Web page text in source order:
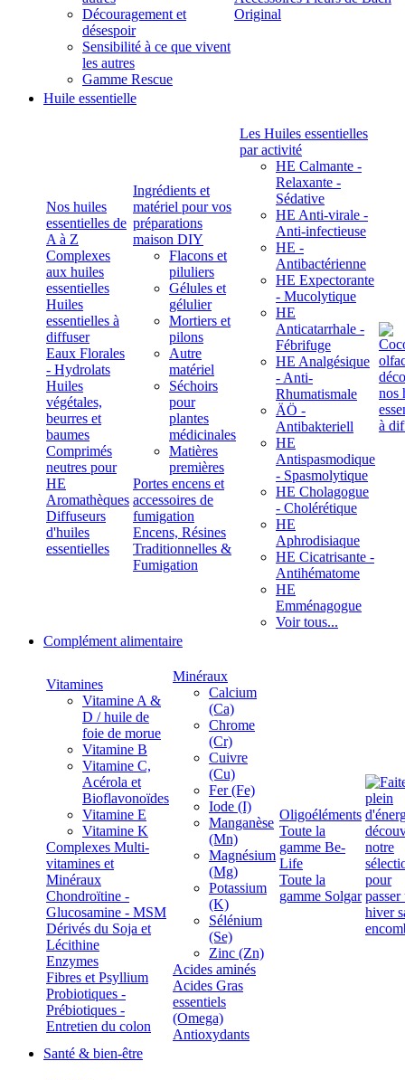
Découragement et
désespoir
Sensibilité à ce que vivent
les autres
Gamme Rescue
Original
Huile essentielle
Nos huiles
essentielles de
A à Z
Complexes
aux huiles
essentielles
Huiles
essentielles à
diffuser
Eaux Florales
- Hydrolats
Huiles
végétales,
beurres et
baumes
Comprimés
neutres pour
HE
Aromathèques
Diffuseurs
d'huiles
essentielles
Ingrédients et
matériel pour vos
préparations
maison DIY
Flacons et
piluliers
Gélules et
gélulier
Mortiers et
pilons
Autre
matériel
Séchoirs
pour
plantes
médicinales
Matières
premières
Portes encens et
accessoires de
fumigation
Encens, Résines
Traditionnelles &
Fumigation
Les Huiles essentielles
par activité
HE Calmante -
Relaxante -
Sédative
HE Anti-virale -
Anti-infectieuse
HE -
Antibactérienne
HE Expectorante
- Mucolytique
HE
Anticatarrhale -
Fébrifuge
HE Analgésique
- Anti-
Rhumatismale
ÄÖ -
Antibakteriell
HE
Antispasmodique
- Spasmolytique
HE Cholagogue
- Cholérétique
HE
Aphrodisiaque
HE Cicatrisante -
Antihématome
HE
Emménagogue
Voir tous...
Complément alimentaire
Vitamines
Vitamine A &
D / huile de
foie de morue
Vitamine B
Vitamine C,
Acérola et
Bioflavonoïdes
Vitamine E
Vitamine K
Complexes Multi-
vitamines et
Minéraux
Chondroïtine -
Glucosamine - MSM
Dérivés du Soja et
Lécithine
Enzymes
Fibres et Psyllium
Probiotiques -
Prébiotiques -
Entretien du colon
Minéraux
Calcium
(Ca)
Chrome
(Cr)
Cuivre
(Cu)
Fer (Fe)
Iode (I)
Manganèse
(Mn)
Magnésium
(Mg)
Potassium
(K)
Sélénium
(Se)
Zinc (Zn)
Acides aminés
Acides Gras
essentiels
(Omega)
Antioxydants
Oligoéléments
Toute la
gamme Be-
Life
Toute la
gamme Solgar
Santé & bien-être